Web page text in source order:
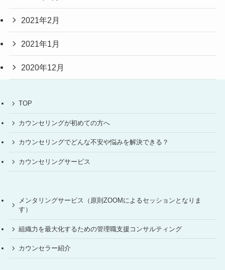
2021年2月
2021年1月
2020年12月
TOP
カウンセリングが初めての方へ
カウンセリングでどんな不安や悩みを解決できる？
カウンセリングサービス
メンタリングサービス（原則ZOOMによるセッションとなりま
す）
組織力を最大化するための管理職支援コンサルティング
カウンセラー紹介